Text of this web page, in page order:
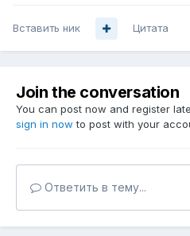
Вставить ник Цитата
Join the conversation
You can post now and register
sign in now to post with your
Ответить в тему...